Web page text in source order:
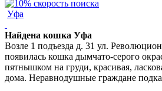
Уфа
Найдена кошка Уфа
Возле 1 подъезда д. 31 ул.
появилась кошка дымчато-серого
пятнышком на груди, красивая,
дома. Неравнодушные граждане